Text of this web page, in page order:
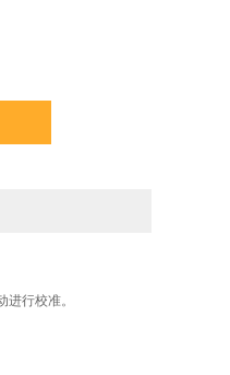
进行校准。